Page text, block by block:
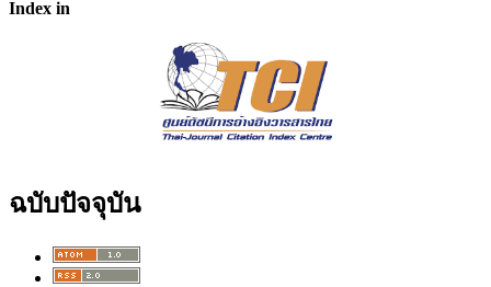
Index in
ฉบับปัจจุบัน